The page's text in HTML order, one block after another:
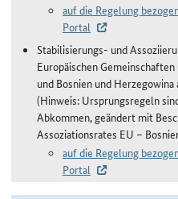
auf die Regelung
Portal
Stabilisierungs- und
Europäischen
und Bosnien und
(Hinweis: Ursprungsregeln
Abkommen, geändert mit
Assoziationsrates EU –
auf die Regelung
Portal